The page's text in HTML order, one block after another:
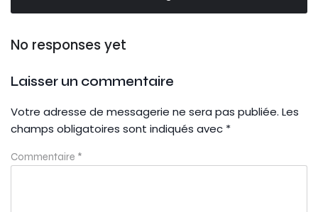
No responses yet
Laisser un commentaire
Votre adresse de messagerie ne sera pas publiée. Les
champs obligatoires sont indiqués avec *
Commentaire *